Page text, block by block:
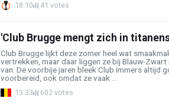
18:10 41 votes
'Club Brugge mengt zich in
Club Brugge lijkt deze zomer heel wat
vertrekken, maar daar liggen ze bij Blauw-Zwart
van. De voorbije jaren bleek Club immers altijd
voorbereid, ook omdat ze vaak ...
13:33 602 votes